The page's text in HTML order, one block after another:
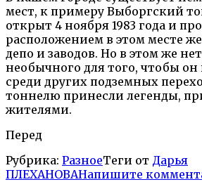
мест, к примеру Выборгский
открыт 4 ноября 1983 года и
расположением в этом месте
депо и заводов. Но в этом же
необычного для того, чтобы он
среди других подземных
тоннелю принесли легенды,
жителями.
Перед
Рубрика: РазноеТеги от Дарья
ПЛЕХАНОВАНапишите